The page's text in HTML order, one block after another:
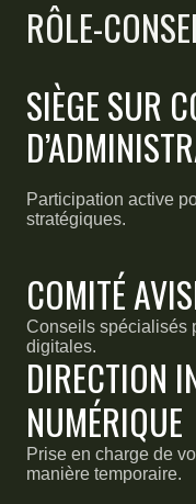
RÔLE-
SIÈGE SUR
Participation active
stratégiques.
COMITÉ
Conseils spécialisés
digitales.
DIRECTION
NUMÉRIQUE
Prise en charge de
manière temporaire.